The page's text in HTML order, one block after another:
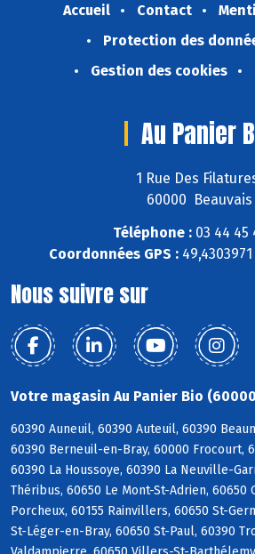
Accueil Contact
Protection des
Gestion des cookies
Au Panier
1 Rue Des
60000 Beauvais
Téléphone :03 44 45
Coordonnées GPS :49,4303971
Nous suivre sur
Votre magasin Au Panier Bio
60390 Auneuil, 60390 Auteuil, 60390
60390 Berneuil-en-Bray, 60000 Frocourt,
60390 La Houssoye, 60390 La Neuville-
Théribus, 60650 Le Mont-St-Adrien, 60650
Porcheux, 60155 Rainvillers, 60650 St-
St-Léger-en-Bray, 60650 St-Paul, 60390